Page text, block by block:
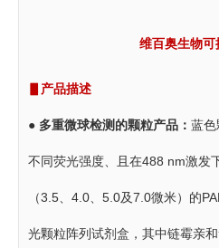
维百奥生物
▋产品描述
● 多重微球检测的颗粒产品： 蓝色
不同荧光强度、且在488 nm激发
（3.5、4.0、5.0及7.0微米）的
光颗粒阵列试剂盒，其中链霉亲